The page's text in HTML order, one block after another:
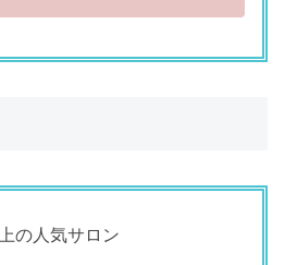
の人気サロン